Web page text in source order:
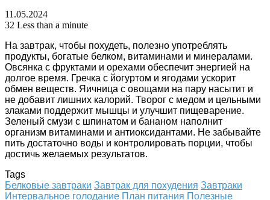
11.05.2024
32 Less than a minute
На завтрак, чтобы похудеть, полезно употреблять
продукты, богатые белком, витаминами и минералами.
Овсянка с фруктами и орехами обеспечит энергией на
долгое время. Гречка с йогуртом и ягодами ускорит
обмен веществ. Яичница с овощами на пару насытит и
не добавит лишних калорий. Творог с медом и цельными
злаками поддержит мышцы и улучшит пищеварение.
Зеленый смузи с шпинатом и бананом наполнит
организм витаминами и антиоксидантами. Не забывайте
пить достаточно воды и контролировать порции, чтобы
достичь желаемых результатов.
Tags
Белковые завтраки Завтрак для похудения Завтраки
Интервальное голодание План питания Полезные